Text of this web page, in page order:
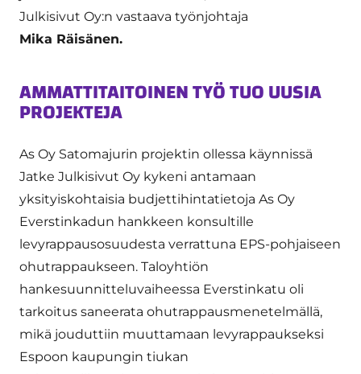
Julkisivut Oy:n vastaava työnjohtaja
Mika Räisänen.
AMMATTITAITOINEN TYÖ TUO UUSIA
PROJEKTEJA
As Oy Satomajurin projektin ollessa käynnissä
Jatke Julkisivut Oy kykeni antamaan
yksityiskohtaisia budjettihintatietoja As Oy
Everstinkadun hankkeen konsultille
levyrappausosuudesta verrattuna EPS-pohjaiseen
ohutrappaukseen. Taloyhtiön
hankesuunnitteluvaiheessa Everstinkatu oli
tarkoitus saneerata ohutrappausmenetelmällä,
mikä jouduttiin muuttamaan levyrappaukseksi
Espoon kaupungin tiukan